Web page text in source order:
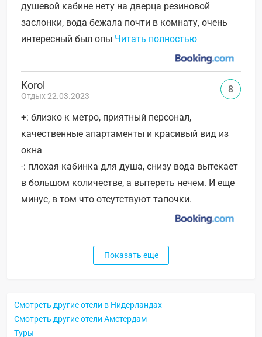
душевой кабине нету на дверца резиновой
заслонки, вода бежала почти в комнату, очень
интересный был опы Читать полностью
Korol
Отдых 22.03.2023
+: близко к метро, приятный персонал,
качественные апартаменты и красивый вид из
окна
-: плохая кабинка для душа, снизу вода вытекает
в большом количестве, а вытереть нечем. И еще
минус, в том что отсутствуют тапочки.
8
Показать еще
Смотреть другие отели в Нидерландах
Смотреть другие отели Амстердам
Туры